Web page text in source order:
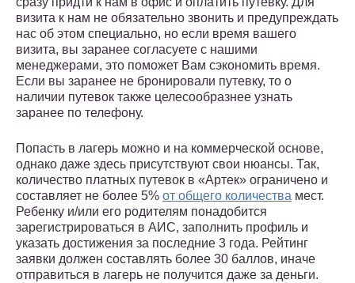
визита к нам не обязательно звонить и предупреждать
нас об этом специально, но если время вашего
визита, вы заранее согласуете с нашими
менеджерами, это поможет Вам сэкономить время.
Если вы заранее не бронировали путевку, то о
наличии путевок также целесообразнее узнать
заранее по телефону.
Попасть в лагерь можно и на коммерческой основе,
однако даже здесь присутствуют свои нюансы. Так,
количество платных путевок в «Артек» ограничено и
составляет не более 5% от общего количества мест.
Ребенку и/или его родителям понадобится
зарегистрироваться в АИС, заполнить профиль и
указать достижения за последние 3 года. Рейтинг
заявки должен составлять более 30 баллов, иначе
отправиться в лагерь не получится даже за деньги.